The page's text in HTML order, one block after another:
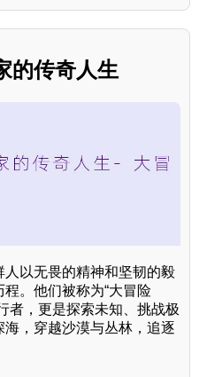
的传奇人生
以无畏的精神和坚韧的毅
。他们被称为“大冒险
者，更是探索未知、挑战极
，穿越沙漠与丛林，追逐